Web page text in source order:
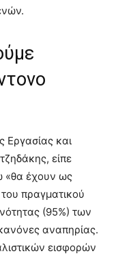
και
είπε
«θα έχουν ως
πραγματικού
(95%) των
αναπηρίας.
εισφορών